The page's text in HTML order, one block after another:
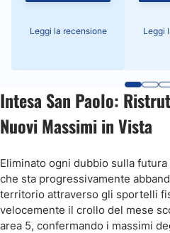
Leggi la recensione Leggi
Intesa San Paolo:
Nuovi Massimi in Vista
Eliminato ogni dubbio sulla
che sta progressivamente
territorio attraverso gli sportelli
velocemente il crollo del mese
area 5, confermando i massimi